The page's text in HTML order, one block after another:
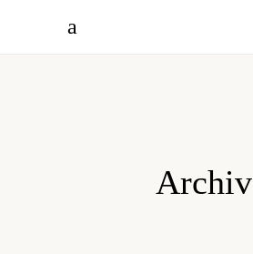
Archiv